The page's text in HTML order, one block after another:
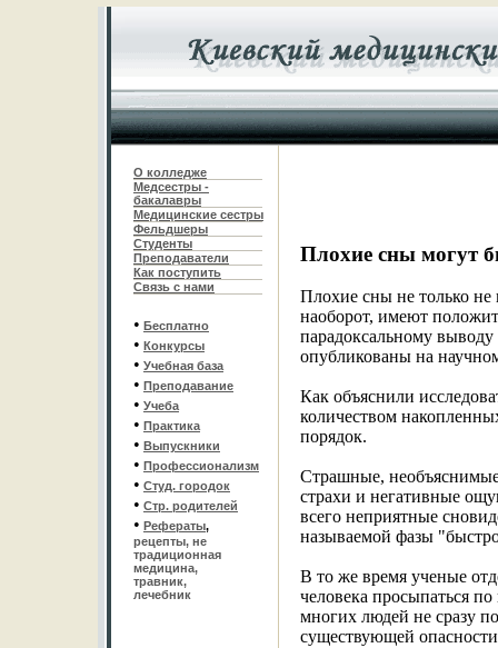
О колледже
Медсестры -
бакалавры
Медицинские сестры
Фельдшеры
Студенты
Преподаватели
Как поступить
Связь с нами
• Бесплатно
• Конкурсы
• Учебная база
• Преподавание
• Учеба
• Практика
• Выпускники
• Профессионализм
• Студ. городок
• Стр. родителей
• Рефераты,
рецепты, не
традиционная
медицина,
травник,
лечебник
Плохие сны могут
Плохие сны не только не
наоборот, имеют
парадоксальному
опубликованы на
Как объяснили
количеством
порядок.
Страшные,
страхи и негативные
всего неприятные
называемой фазы
В то же время ученые
человека просыпаться
многих людей не сразу
существующей